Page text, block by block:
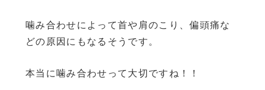
噛み合わせによって首や肩のこり、偏頭痛な
どの原因にもなるそうです。
本当に噛み合わせって大切ですね！！